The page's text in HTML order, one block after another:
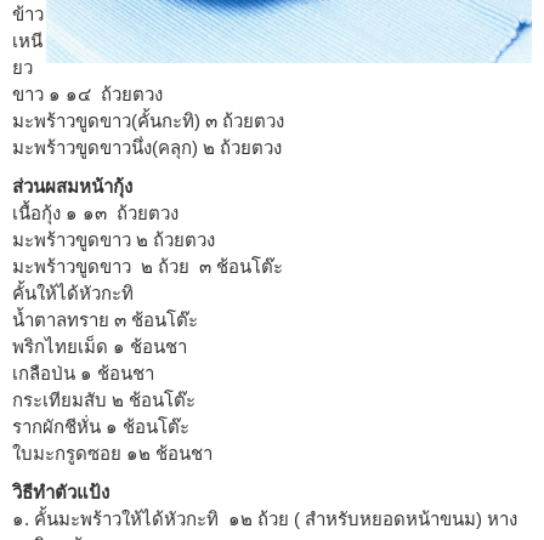
ข้าว
เหนี
ยว
ขาว ๑ ๑๔ ถ้วยตวง
มะพร้าวขูดขาว(คั้นกะทิ) ๓ ถ้วยตวง
มะพร้าวขูดขาวนึ่ง(คลุก) ๒ ถ้วยตวง
ส่วนผสมหน้ากุ้ง
เนื้อกุ้ง ๑ ๑๓ ถ้วยตวง
มะพร้าวขูดขาว ๒ ถ้วยตวง
มะพร้าวขูดขาว ๒ ถ้วย ๓ ช้อนโต๊ะ
คั้นให้ได้หัวกะทิ
น้ำตาลทราย ๓ ช้อนโต๊ะ
พริกไทยเม็ด ๑ ช้อนชา
เกลือป่น ๑ ช้อนชา
กระเทียมสับ ๒ ช้อนโต๊ะ
รากผักชีหั่น ๑ ช้อนโต๊ะ
ใบมะกรูดซอย ๑๒ ช้อนชา
วิธีทำตัวแป้ง
๑. คั้นมะพร้าวให้ได้หัวกะทิ ๑๒ ถ้วย ( สำหรับหยอดหน้าขนม) หาง